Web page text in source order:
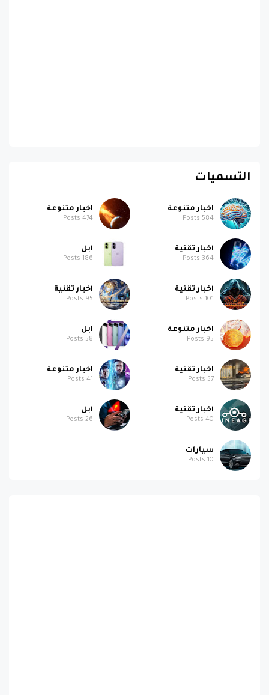
التسميات
اخبار متنوعة
584
اخبار متنوعة
474
اخبار تقنية
364
ابل
186
اخبار تقنية
101
اخبار تقنية
95
اخبار متنوعة
95
ابل
58
اخبار تقنية
57
اخبار متنوعة
41
اخبار تقنية
40
ابل
26
سيارات
10